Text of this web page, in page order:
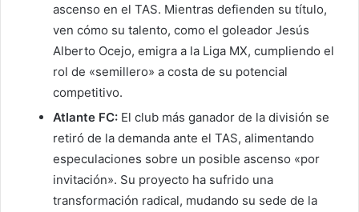
ascenso en el TAS. Mientras defienden su título,
ven cómo su talento, como el goleador Jesús
Alberto Ocejo, emigra a la Liga MX, cumpliendo el
rol de «semillero» a costa de su potencial
competitivo.
Atlante FC: El club más ganador de la división se
retiró de la demanda ante el TAS, alimentando
especulaciones sobre un posible ascenso «por
invitación». Su proyecto ha sufrido una
transformación radical, mudando su sede de la